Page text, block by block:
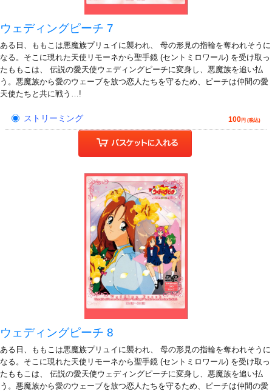
ウェディングピーチ 7
ある日、ももこは悪魔族プリュイに襲われ、 母の形見の指輪を奪われそうに
なる。そこに現れた天使リモーネから聖手鏡 (セントミロワール) を受け取っ
たももこは、 伝説の愛天使ウェディングピーチに変身し、悪魔族を追い払
う。悪魔族から愛のウェーブを放つ恋人たちを守るため、ピーチは仲間の愛
天使たちと共に戦う…!
ストリーミング 100円 (税込)
ウェディングピーチ 8
ある日、ももこは悪魔族プリュイに襲われ、 母の形見の指輪を奪われそうに
なる。そこに現れた天使リモーネから聖手鏡 (セントミロワール) を受け取っ
たももこは、 伝説の愛天使ウェディングピーチに変身し、悪魔族を追い払
う。悪魔族から愛のウェーブを放つ恋人たちを守るため、ピーチは仲間の愛